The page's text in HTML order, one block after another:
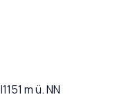
|1151 m ü. NN